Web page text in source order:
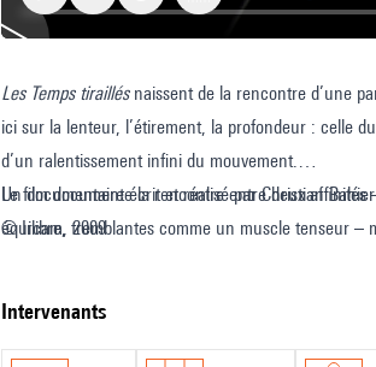
Images
d'une
œuvre
n°
6
Les
Temps
Les Temps tiraillésnaissent de la rencontre d’une
ici sur la lenteur, l’étirement, la profondeur : celle
d’un ralentissement infini du mouvement.
Le film documente la rencontre entre deux
équilibre, tremblantes comme un muscle tenseur –
Un documentaire écrit et réalisé par Christian
© Ircam, 2009
intervenants